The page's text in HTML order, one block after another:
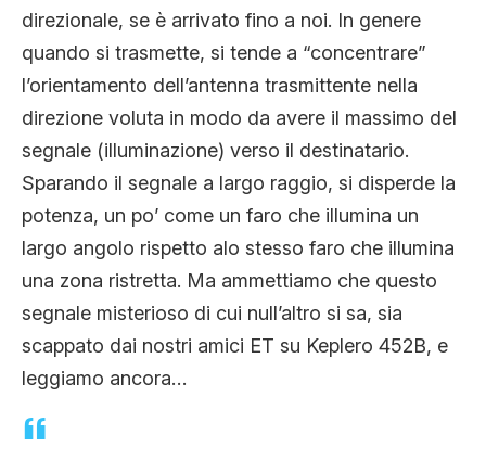
direzionale, se è arrivato fino a noi. In genere
quando si trasmette, si tende a “concentrare”
l’orientamento dell’antenna trasmittente nella
direzione voluta in modo da avere il massimo del
segnale (illuminazione) verso il destinatario.
Sparando il segnale a largo raggio, si disperde la
potenza, un po’ come un faro che illumina un
largo angolo rispetto alo stesso faro che illumina
una zona ristretta. Ma ammettiamo che questo
segnale misterioso di cui null’altro si sa, sia
scappato dai nostri amici ET su Keplero 452B, e
leggiamo ancora…